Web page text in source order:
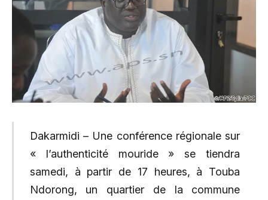
Dakarmidi – Une conférence régionale sur
« l’authenticité mouride » se tiendra
samedi, à partir de 17 heures, à Touba
Ndorong, un quartier de la commune